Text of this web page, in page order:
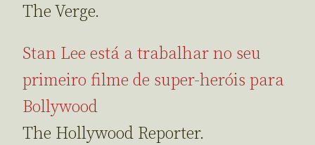
The Verge.
Stan Lee está a trabalhar no seu
primeiro filme de super-heróis para
Bollywood
The Hollywood Reporter.